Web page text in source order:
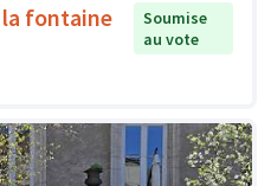
fontaine
Soumise
au vote